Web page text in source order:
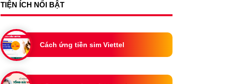
TIỆN ÍCH NỔI BẬT
Cách ứng tiền sim Viettel